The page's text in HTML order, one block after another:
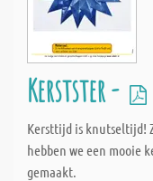
Kerstster -
Kersttijd is knutseltijd!
hebben we een mooie
gemaakt.